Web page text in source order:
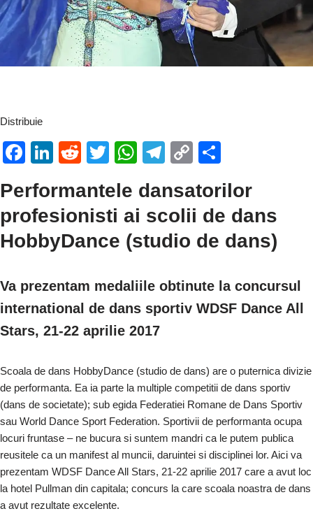
Distribuie
F
c
e
b
o
k
Li
k
e
dI
R
d
di
t
T
tt
er
W
at
s
A
p
T
e
gr
a
C
p
y
Li
k
ta
je
a
ă
Performantele dansatorilor
profesionisti ai scolii de dans
HobbyDance (studio de dans)
Va prezentam medaliile obtinute la concursul
international de dans sportiv WDSF Dance All
Stars, 21-22 aprilie 2017
Scoala de dans HobbyDance (studio de dans) are o puternica divizie
de performanta. Ea ia parte la multiple competitii de dans sportiv
(dans de societate); sub egida Federatiei Romane de Dans Sportiv
sau World Dance Sport Federation. Sportivii de performanta ocupa
locuri fruntase – ne bucura si suntem mandri ca le putem publica
reusitele ca un manifest al muncii, daruintei si disciplinei lor. Aici va
prezentam WDSF Dance All Stars, 21-22 aprilie 2017 care a avut loc
la hotel Pullman din capitala; concurs la care scoala noastra de dans
a avut rezultate excelente.